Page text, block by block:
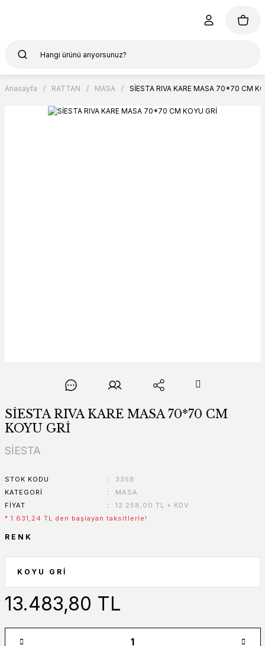
Anasayfa RATTAN MASA SİESTA RIVA KARE MASA 70*70 CM
SİESTA RIVA KARE MASA 70*70 CM
KOYU GRİ
SİESTA
STOK KODU
3358
KATEGORI
MASA
FIYAT
12.258,00 TL + KDV
* 1.631,24 TL den başlayan taksitlerle!
RENK
13.483,80 TL